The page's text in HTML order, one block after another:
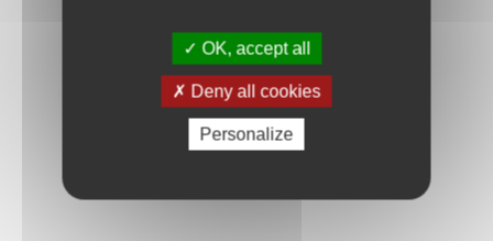
OK, accept all
Deny all cookies
Personalize